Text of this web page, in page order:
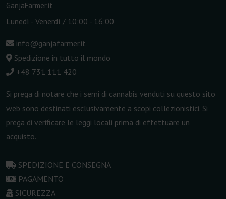
GanjaFarmer.it
Lunedì - Venerdì / 10:00 - 16:00
info@ganjafarmer.it
Spedizione in tutto il mondo
+48 731 111 420
Si prega di notare che i semi di cannabis venduti su questo sito
web sono destinati esclusivamente a scopi collezionistici. Si
prega di verificare le leggi locali prima di effettuare un
acquisto.
SPEDIZIONE E CONSEGNA
PAGAMENTO
SICUREZZA